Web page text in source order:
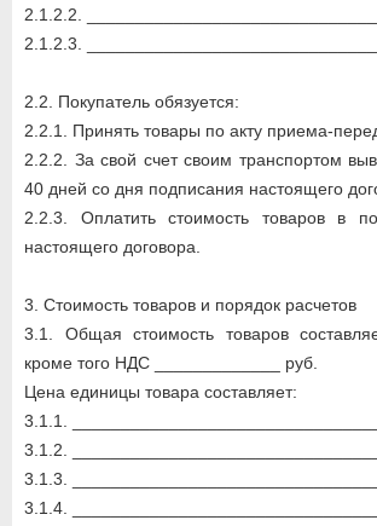
2.1.2.2.
2.1.2.3.
2.2. Покупатель обязуется:
2.2.1. Принять товары по акту приема-
2.2.2. За свой счет своим транспортом
40 дней со дня подписания настоящего
2.2.3. Оплатить стоимость товаров в
настоящего договора.
3. Стоимость товаров и порядок расчетов
3.1. Общая стоимость товаров
кроме того НДС _____________ руб.
Цена единицы товара составляет:
3.1.1.
3.1.2.
3.1.3.
3.1.4.